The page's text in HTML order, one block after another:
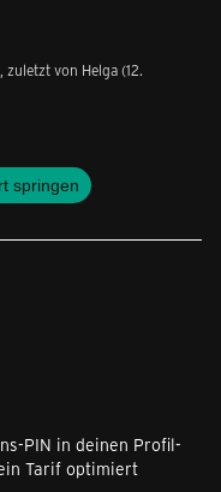
zuletzt von Helga(12.
springen
PIN in deinen Profil-
Tarif optimiert